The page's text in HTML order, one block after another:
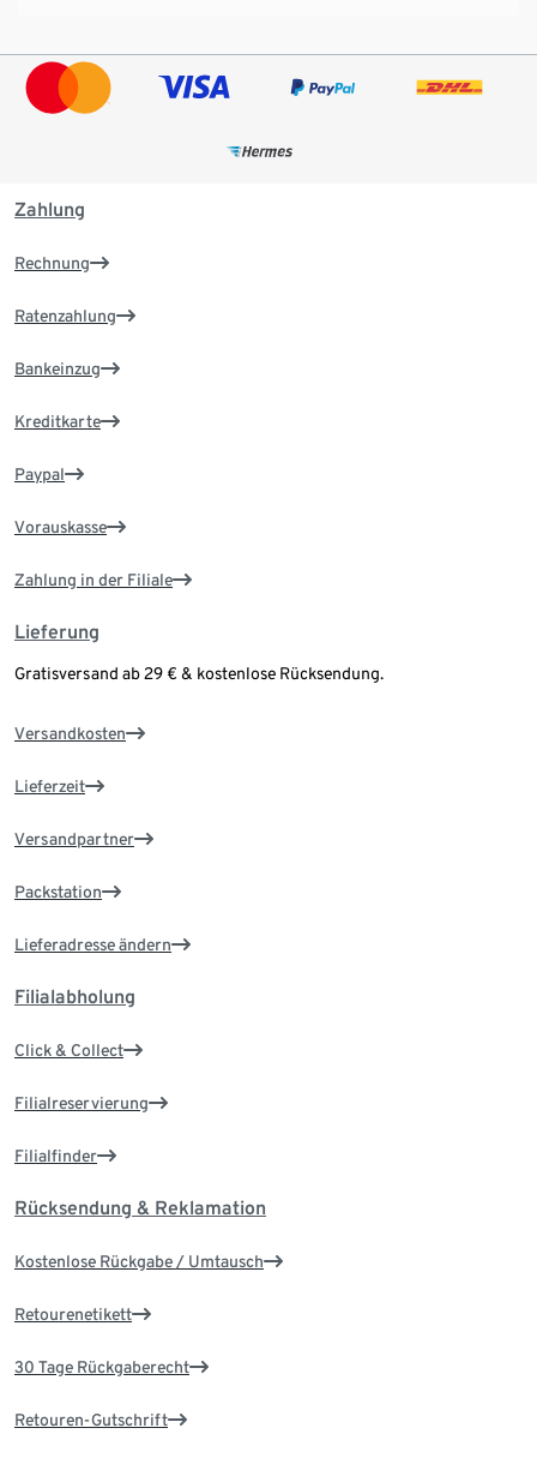
Zahlung
Rechnung
Ratenzahlung
Bankeinzug
Kreditkarte
Paypal
Vorauskasse
Zahlung in der Filiale
Lieferung
Gratisversand ab 29 € & kostenlose Rücksendung.
Versandkosten
Lieferzeit
Versandpartner
Packstation
Lieferadresse ändern
Filialabholung
Click & Collect
Filialreservierung
Filialfinder
Rücksendung & Reklamation
Kostenlose Rückgabe / Umtausch
Retourenetikett
30 Tage Rückgaberecht
Retouren-Gutschrift